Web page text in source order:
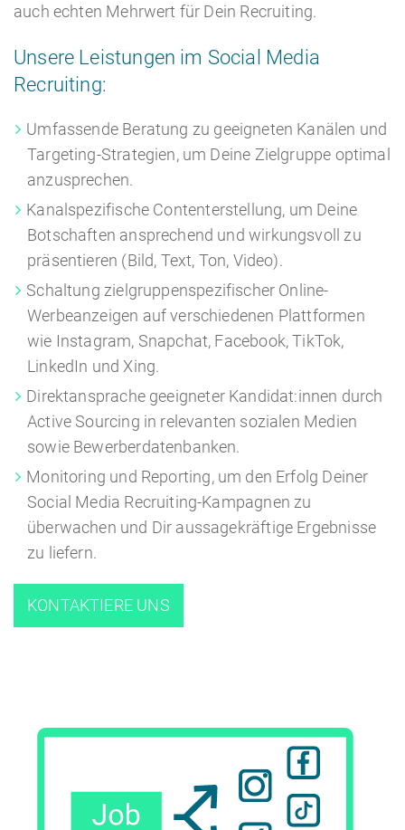
auch echten Mehrwert für Dein Recruiting.
Unsere Leistungen im Social Media
Recruiting:
Umfassende Beratung zu geeigneten Kanälen und
Targeting-Strategien, um Deine Zielgruppe optimal
anzusprechen.
Kanalspezifische Contenterstellung, um Deine
Botschaften ansprechend und wirkungsvoll zu
präsentieren (Bild, Text, Ton, Video).
Schaltung zielgruppenspezifischer Online-
Werbeanzeigen auf verschiedenen Plattformen
wie Instagram, Snapchat, Facebook, TikTok,
LinkedIn und Xing.
Direktansprache geeigneter Kandidat:innen durch
Active Sourcing in relevanten sozialen Medien
sowie Bewerberdatenbanken.
Monitoring und Reporting, um den Erfolg Deiner
Social Media Recruiting-Kampagnen zu
überwachen und Dir aussagekräftige Ergebnisse
zu liefern.
KONTAKTIERE UNS